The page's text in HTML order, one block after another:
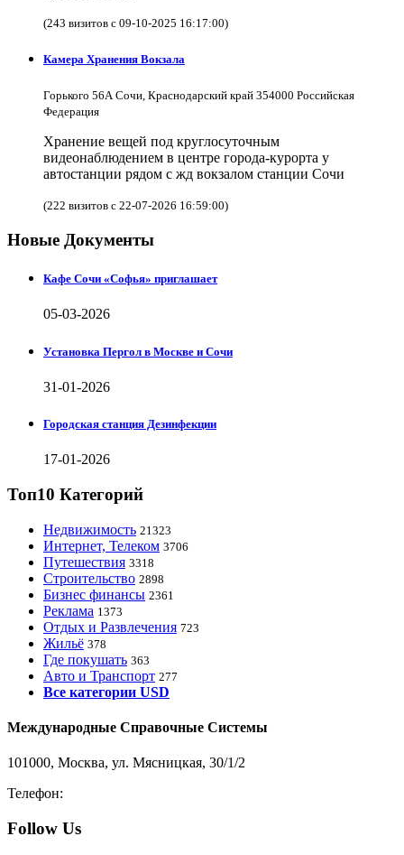
(243 визитов с 09-10-2025 16:17:00)
Камера Хранения Вокзала
Горького 56А Сочи, Краснодарский край 354000 Российская
Федерация
Хранение вещей под круглосуточным
видеонаблюдением в центре города-курорта у
автостанции рядом с жд вокзалом станции Сочи
(222 визитов с 22-07-2026 16:59:00)
Новые Документы
Кафе Сочи «Софья» приглашает
05-03-2026
Установка Пергол в Москве и Сочи
31-01-2026
Городская станция Дезинфекции
17-01-2026
Топ10 Категорий
Недвижимость 21323
Интернет, Телеком 3706
Путешествия 3318
Строительство 2898
Бизнес финансы 2361
Реклама 1373
Отдых и Развлечения 723
Жильё 378
Где покушать 363
Авто и Транспорт 277
Все категории USD
Международные Справочные Системы
101000, Москва, ул. Мясницкая, 30/1/2
Телефон:
Follow Us